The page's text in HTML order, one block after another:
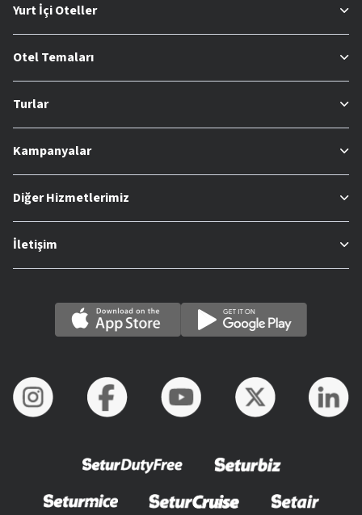
Yurt İçi Oteller
Otel Temaları
Turlar
Kampanyalar
Diğer Hizmetlerimiz
İletişim